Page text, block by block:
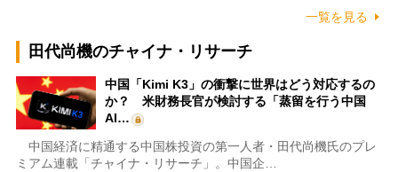
一覧を見る
田代尚機のチャイナ・リサーチ
中国「Kimi K3」の衝撃に世界はどう対応するの
か？ 米財務長官が検討する「蒸留を行う中国
AI…
中国経済に精通する中国株投資の第一人者・田代尚機氏のプレ
ミアム連載「チャイナ・リサーチ」。中国企…